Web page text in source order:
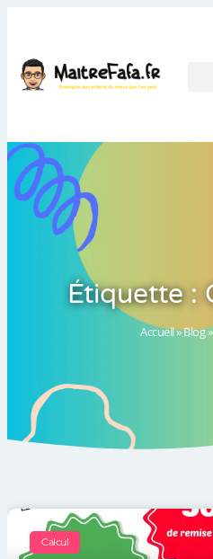
Étiquette :
Accueil»Blog»
Calcul